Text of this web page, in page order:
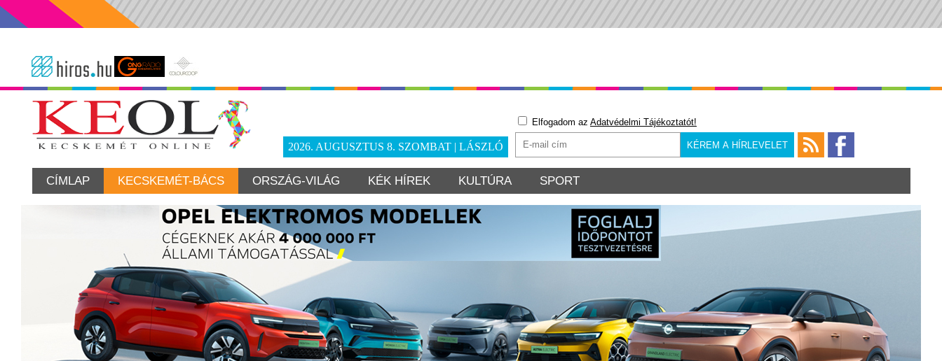
2026. AUGUSZTUS 8. SZOMBAT | LÁSZLÓ
Elfogadom az Adatvédelmi Tájékoztatót!
CÍMLAP KECSKEMÉT-BÁCS ORSZÁG-VILÁG KÉK HÍREK KULTÚRA SPORT